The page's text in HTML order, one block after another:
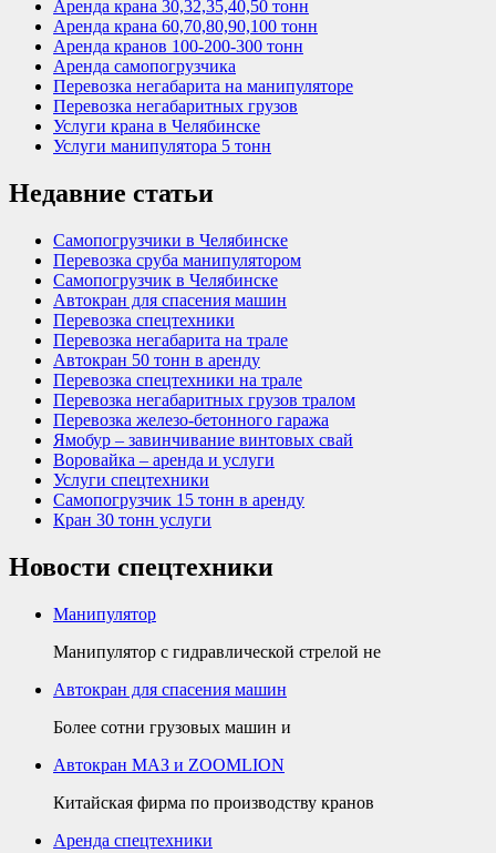
Аренда крана 30,32,35,40,50 тонн
Аренда крана 60,70,80,90,100 тонн
Аренда кранов 100-200-300 тонн
Аренда самопогрузчика
Перевозка негабарита на манипуляторе
Перевозка негабаритных грузов
Услуги крана в Челябинске
Услуги манипулятора 5 тонн
Недавние статьи
Самопогрузчики в Челябинске
Перевозка сруба манипулятором
Самопогрузчик в Челябинске
Автокран для спасения машин
Перевозка спецтехники
Перевозка негабарита на трале
Автокран 50 тонн в аренду
Перевозка спецтехники на трале
Перевозка негабаритных грузов тралом
Перевозка железо-бетонного гаража
Ямобур – завинчивание винтовых свай
Воровайка – аренда и услуги
Услуги спецтехники
Самопогрузчик 15 тонн в аренду
Кран 30 тонн услуги
Новости спецтехники
Манипулятор
Манипулятор с гидравлической стрелой не
Автокран для спасения машин
Более сотни грузовых машин и
Автокран МАЗ и ZOOMLION
Китайская фирма по производству кранов
Аренда спецтехники